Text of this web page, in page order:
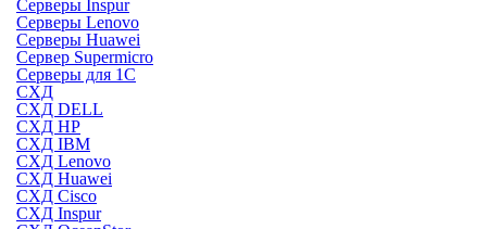
Серверы Inspur
Серверы Lenovo
Серверы Huawei
Сервер Supermicro
Серверы для 1C
СХД
СХД DELL
СХД HP
СХД IBM
СХД Lenovo
СХД Huawei
СХД Cisco
СХД Inspur